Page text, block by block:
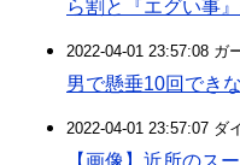
ら割と『エグい事
2022-04-01 23:57:08 ガ
男で懸垂10回でき
2022-04-01 23:57:07 ダ
【画像】近所のス